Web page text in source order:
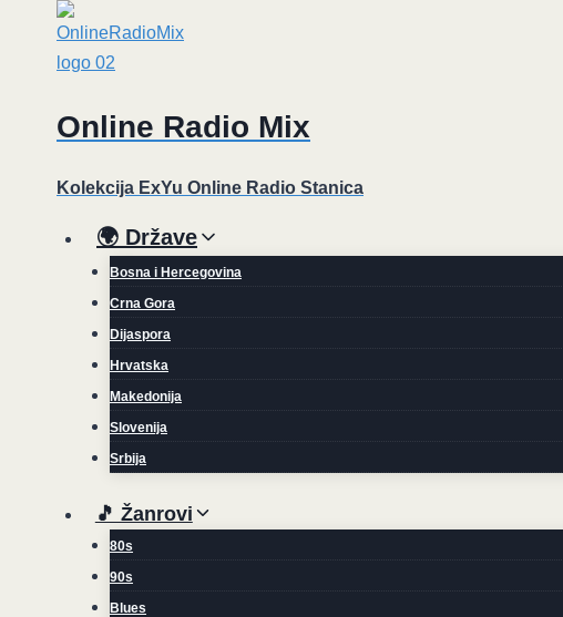
Online Radio Mix
Kolekcija ExYu Online Radio Stanica
🌍 Države
Bosna i Hercegovina
Crna Gora
Dijaspora
Hrvatska
Makedonija
Slovenija
Srbija
🎵 Žanrovi
80s
90s
Blues